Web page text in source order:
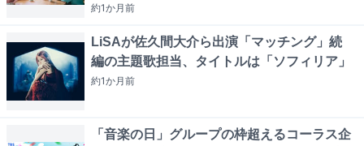
約1か月前
LiSAが佐久間大介ら出演「マッチング」続
編の主題歌担当、タイトルは「ソフィリア」
約1か月前
「音楽の日」グループの枠超えるコーラス企